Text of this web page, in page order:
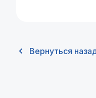
Вернуться